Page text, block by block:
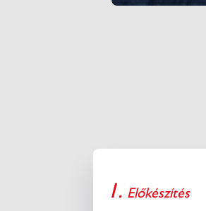
1. Előkészítés